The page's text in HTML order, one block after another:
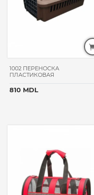
1002 ПЕРЕНОСКА
ПЛАСТИКОВАЯ
810 MDL